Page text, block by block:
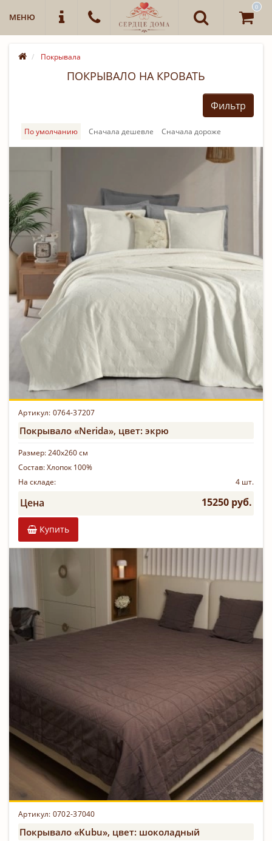
МЕНЮ
0
Покрывала
ПОКРЫВАЛО НА КРОВАТЬ
Фильтр
По умолчанию Cначала дешевле Cначала дороже
Артикул: 0764-37207
Покрывало «Nerida», цвет: экрю
Размер:240х260 см
Состав:Хлопок 100%
На складе:
4 шт.
Цена 15250 руб.
Купить
Артикул: 0702-37040
Покрывало «Kubu», цвет: шоколадный